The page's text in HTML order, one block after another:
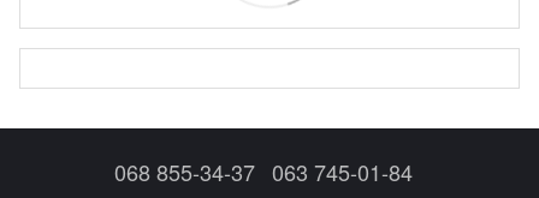
068 855-34-37 063 745-01-84